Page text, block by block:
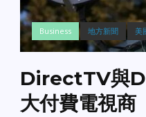
Business 地方新聞 美
DirectTV與
大付費電視商